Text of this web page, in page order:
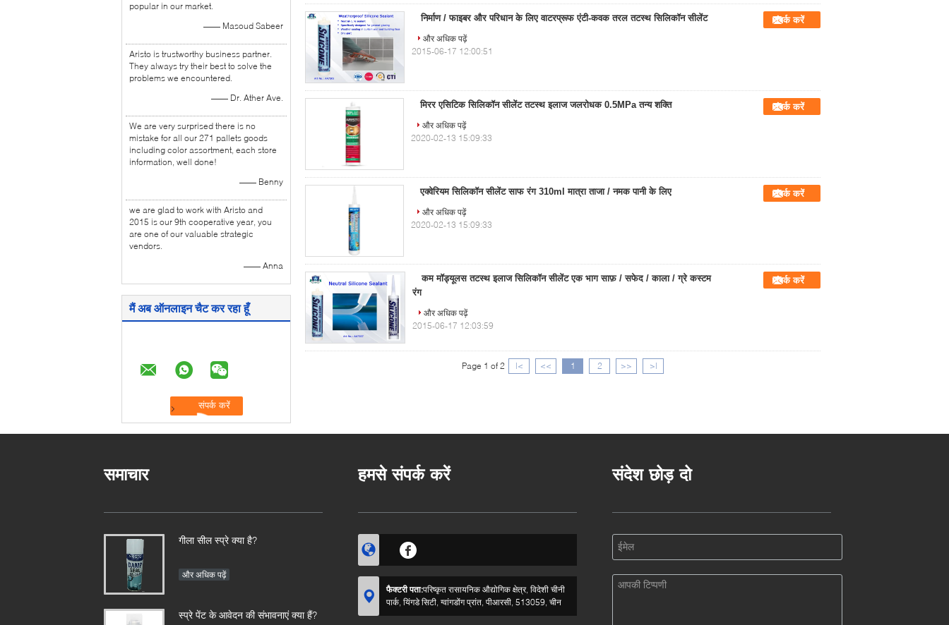
popular in our market.
—— Masoud Sabeer
Aristo is trustworthy business partner.
They always try their best to solve the
problems we encountered.
—— Dr. Ather Ave.
We are very surprised there is no
mistake for all our 271 pallets goods
including color assortment, each store
information, well done!
—— Benny
we are glad to work with Aristo and
2015 is our 9th cooperative year, you
are one of our valuable strategic
vendors.
—— Anna
मैं अब ऑनलाइन चैट कर रहा हूँ
निर्माण / फाइबर और परिधान के लिए वाटरप्रूफ एंटी-कवक तरल तटस्थ सिलिकॉन सीलेंट
संपर्क करें
और अधिक पढ़ें
2015-06-17 12:00:51
मिरर एसिटिक सिलिकॉन सीलेंट तटस्थ इलाज जलरोधक 0.5MPa तन्य शक्ति
संपर्क करें
और अधिक पढ़ें
2020-02-13 15:09:33
एक्वेरियम सिलिकॉन सीलेंट साफ रंग 310ml मात्रा ताजा / नमक पानी के लिए
संपर्क करें
और अधिक पढ़ें
2020-02-13 15:09:33
कम मॉड्यूलस तटस्थ इलाज सिलिकॉन सीलेंट एक भाग साफ़ / सफेद / काला / ग्रे कस्टम
रंग
संपर्क करें
और अधिक पढ़ें
2015-06-17 12:03:59
Page 1 of 2 |< << 1 2 >> >|
समाचार
गीला सील स्प्रे क्या है?
और अधिक पढ़ें
स्प्रे पेंट के आवेदन की संभावनाएं क्या हैं?
हमसे संपर्क करें
फैक्टरी पता:परिष्कृत रासायनिक औद्योगिक क्षेत्र, विदेशी चीनी
पार्क, यिंगडे सिटी, ग्वांगडोंग प्रांत, पीआरसी, 513059, चीन
संदेश छोड़ दो